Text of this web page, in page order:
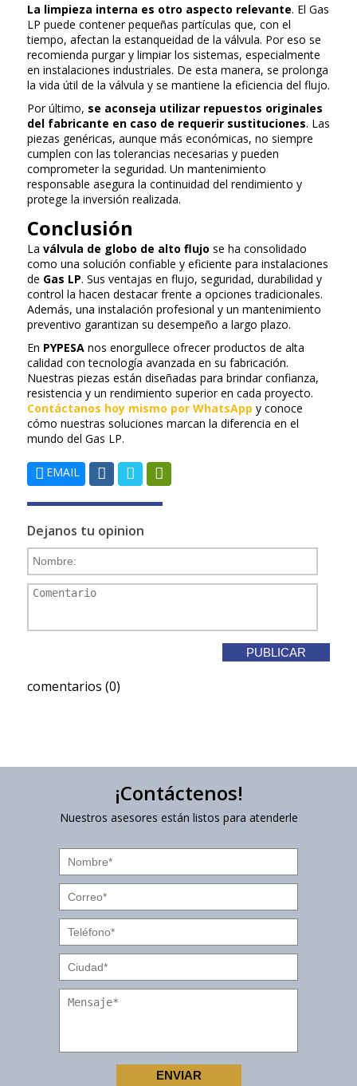
La limpieza interna es otro aspecto relevante. El Gas
LP puede contener pequeñas partículas que, con el
tiempo, afectan la estanqueidad de la válvula. Por eso se
recomienda purgar y limpiar los sistemas, especialmente
en instalaciones industriales. De esta manera, se prolonga
la vida útil de la válvula y se mantiene la eficiencia del flujo.
Por último, se aconseja utilizar repuestos originales
del fabricante en caso de requerir sustituciones. Las
piezas genéricas, aunque más económicas, no siempre
cumplen con las tolerancias necesarias y pueden
comprometer la seguridad. Un mantenimiento
responsable asegura la continuidad del rendimiento y
protege la inversión realizada.
Conclusión
La válvula de globo de alto flujo se ha consolidado
como una solución confiable y eficiente para instalaciones
de Gas LP. Sus ventajas en flujo, seguridad, durabilidad y
control la hacen destacar frente a opciones tradicionales.
Además, una instalación profesional y un mantenimiento
preventivo garantizan su desempeño a largo plazo.
En PYPESA nos enorgullece ofrecer productos de alta
calidad con tecnología avanzada en su fabricación.
Nuestras piezas están diseñadas para brindar confianza,
resistencia y un rendimiento superior en cada proyecto.
Contáctanos hoy mismo por WhatsApp y conoce
cómo nuestras soluciones marcan la diferencia en el
mundo del Gas LP.
EMAIL
Dejanos tu opinion
comentarios (0)
¡Contáctenos!
Nuestros asesores están listos para atenderle